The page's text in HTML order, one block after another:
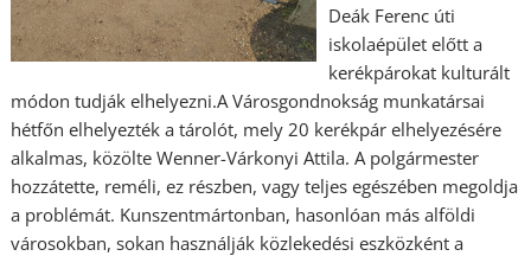
Deák Ferenc úti
iskolaépület előtt a
kerékpárokat kulturált
módon tudják elhelyezni.A Városgondnokság munkatársai
hétfőn elhelyezték a tárolót, mely 20 kerékpár elhelyezésére
alkalmas, közölte Wenner-Várkonyi Attila. A polgármester
hozzátette, reméli, ez részben, vagy teljes egészében megoldja
a problémát. Kunszentmártonban, hasonlóan más alföldi
városokban, sokan használják közlekedési eszközként a